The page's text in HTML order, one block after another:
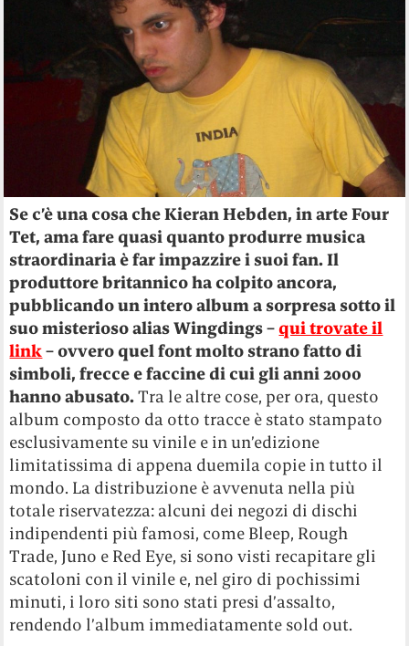
Se c’è una cosa che Kieran Hebden, in arte Four
Tet, ama fare quasi quanto produrre musica
straordinaria è far impazzire i suoi fan. Il
produttore britannico ha colpito ancora,
pubblicando un intero album a sorpresa sotto il
suo misterioso alias Wingdings –qui trovate il
link– ovvero quel font molto strano fatto di
simboli, frecce e faccine di cui gli anni 2000
hanno abusato.Tra le altre cose, per ora, questo
album composto da otto tracce è stato stampato
esclusivamente su vinile e in un’edizione
limitatissima di appena duemila copie in tutto il
mondo. La distribuzione è avvenuta nella più
totale riservatezza: alcuni dei negozi di dischi
indipendenti più famosi, come Bleep, Rough
Trade, Juno e Red Eye, si sono visti recapitare gli
scatoloni con il vinile e, nel giro di pochissimi
minuti, i loro siti sono stati presi d’assalto,
rendendo l’album immediatamente sold out.